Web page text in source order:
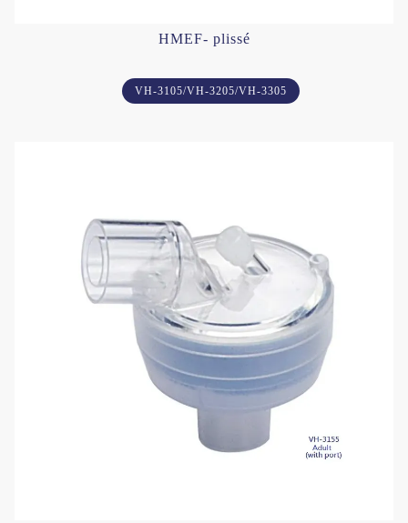
HMEF- plissé
VH-3105/VH-3205/VH-3305